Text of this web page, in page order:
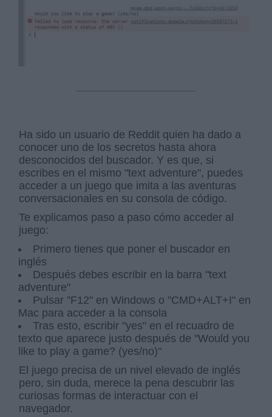
Ha sido un usuario de Reddit quien ha dado a
conocer uno de los secretos hasta ahora
desconocidos del buscador. Y es que, si
escribes en el mismo "text adventure", puedes
acceder a un juego que imita a las aventuras
conversacionales en su consola de código.
Te explicamos paso a paso cómo acceder al
juego:
Primero tienes que poner el buscador en
inglés
Después debes escribir en la barra "text
adventure"
Pulsar "F12" en Windows o "CMD+ALT+I" en
Mac para acceder a la consola
Tras esto, escribir "yes" en el recuadro de
texto que aparece justo después de "Would you
like to play a game? (yes/no)"
El juego precisa de un nivel elevado de inglés
pero, sin duda, merece la pena descubrir las
curiosas formas de interactuar con el
navegador.